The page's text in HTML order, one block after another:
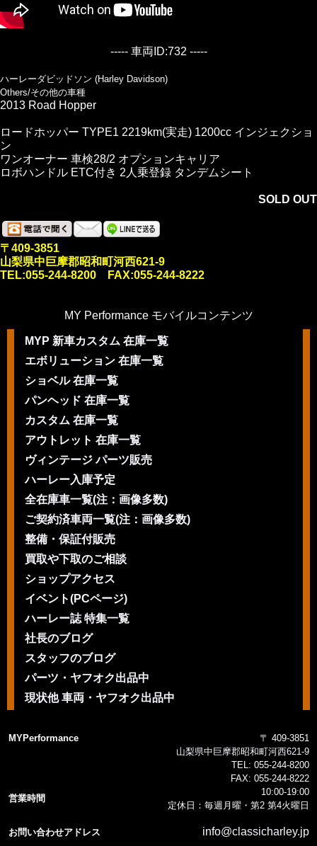
----- 車両ID:732 -----
ハーレーダビッドソン (Harley Davidson)
Others/その他の車種
2013 Road Hopper
ロードホッパー TYPE1 2219km(実走) 1200cc インジェクショ
ン
ワンオーナー 車検28/2 オプションキャリア
ロボハンドル ETC付き 2人乗登録 タンデムシート
SOLD OUT
〒409-3851
山梨県中巨摩郡昭和町河西621-9
TEL:055-244-8200 FAX:055-244-8222
MY Performance モバイルコンテンツ
MYP 新車カスタム 在庫一覧
エボリューション 在庫一覧
ショベル 在庫一覧
パンヘッド 在庫一覧
カスタム 在庫一覧
アウトレット 在庫一覧
ヴィンテージ パーツ販売
ハーレー入庫予定
全在庫車一覧(注：画像多数)
ご契約済車両一覧(注：画像多数)
整備・保証付販売
買取や下取のご相談
ショップアクセス
イベント(PCページ)
ハーレー誌 特集一覧
社長のブログ
スタッフのブログ
パーツ・ヤフオク出品中
現状他 車両・ヤフオク出品中
MYPerformance
〒 409-3851
山梨県中巨摩郡昭和町河西621-9
TEL: 055-244-8200
FAX: 055-244-8222
営業時間
10:00-19:00
定休日：毎週月曜・第2 第4火曜日
お問い合わせアドレス info@classicharley.jp